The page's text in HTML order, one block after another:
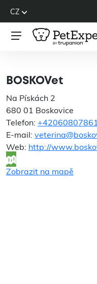
CZ
BOSKOVet
Na Pískách 2
680 01 Boskovice
Telefon:
E-mail:
Web: http://
Zobrazit na mapě